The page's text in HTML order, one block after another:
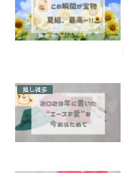
推し雑多